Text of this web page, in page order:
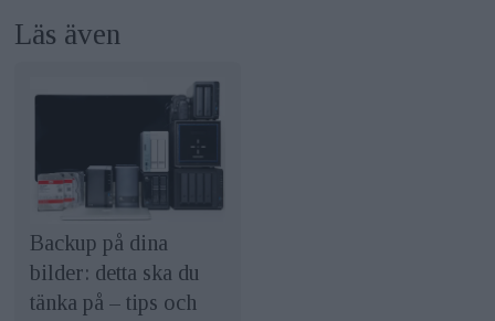
Läs även
Backup på dina
bilder: detta ska du
tänka på – tips och